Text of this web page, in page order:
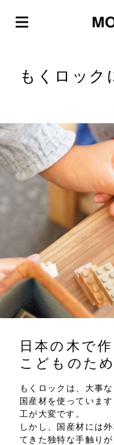
もくロック
日本の木で作
こどものた
もくロックは、大事
国産材を使っていま
工が大変です。
しかし、国産材には
てきた独特な手触り